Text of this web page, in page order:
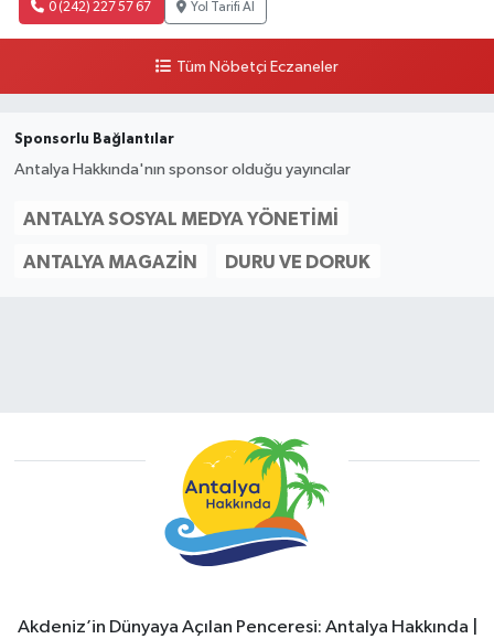
0 (242) 227 57 67 Yol Tarifi Al
Tüm Nöbetçi Eczaneler
Sponsorlu Bağlantılar
Antalya Hakkında'nın sponsor olduğu yayıncılar
ANTALYA SOSYAL MEDYA YÖNETIMI
ANTALYA MAGAZIN DURU VE DORUK
Akdeniz’in Dünyaya Açılan Penceresi: Antalya Hakkında |